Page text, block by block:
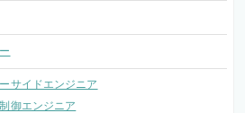
サイドエンジニア
御エンジニア